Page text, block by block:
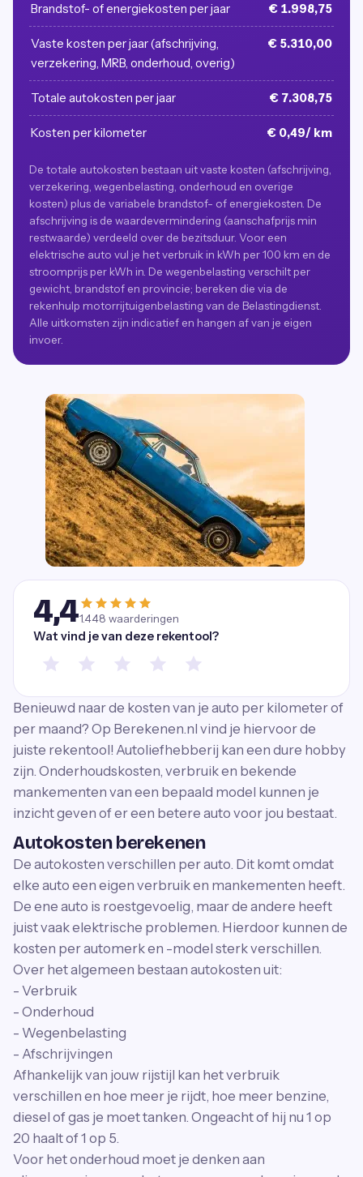
Brandstof- of energiekosten per jaar € 1.998,75
Vaste kosten per jaar (afschrijving,
verzekering, MRB, onderhoud, overig)
€ 5.310,00
Totale autokosten per jaar € 7.308,75
Kosten per kilometer € 0,49/ km
De totale autokosten bestaan uit vaste kosten (afschrijving,
verzekering, wegenbelasting, onderhoud en overige
kosten) plus de variabele brandstof- of energiekosten. De
afschrijving is de waardevermindering (aanschafprijs min
restwaarde) verdeeld over de bezitsduur. Voor een
elektrische auto vul je het verbruik in kWh per 100 km en de
stroomprijs per kWh in. De wegenbelasting verschilt per
gewicht, brandstof en provincie; bereken die via de
rekenhulp motorrijtuigenbelasting van de Belastingdienst.
Alle uitkomsten zijn indicatief en hangen af van je eigen
invoer.
4,41.448 waarderingen
Wat vind je van deze rekentool?
Benieuwd naar de kosten van je auto per kilometer of
per maand? Op Berekenen.nl vind je hiervoor de
juiste rekentool! Autoliefhebberij kan een dure hobby
zijn. Onderhoudskosten, verbruik en bekende
mankementen van een bepaald model kunnen je
inzicht geven of er een betere auto voor jou bestaat.
Autokosten berekenen
De autokosten verschillen per auto. Dit komt omdat
elke auto een eigen verbruik en mankementen heeft.
De ene auto is roestgevoelig, maar de andere heeft
juist vaak elektrische problemen. Hierdoor kunnen de
kosten per automerk en -model sterk verschillen.
Over het algemeen bestaan autokosten uit:
- Verbruik
- Onderhoud
- Wegenbelasting
- Afschrijvingen
Afhankelijk van jouw rijstijl kan het verbruik
verschillen en hoe meer je rijdt, hoe meer benzine,
diesel of gas je moet tanken. Ongeacht of hij nu 1 op
20 haalt of 1 op 5.
Voor het onderhoud moet je denken aan